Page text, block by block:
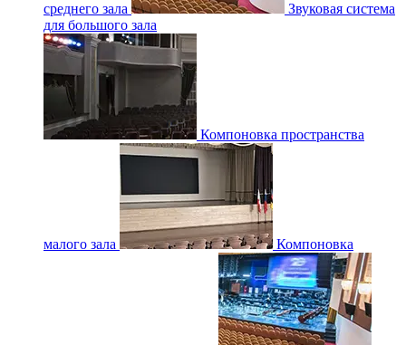
среднего зала
Звуковая система
для большого зала
Компоновка пространства
малого зала Компоновка